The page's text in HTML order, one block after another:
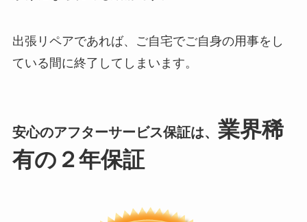
出張リペアであれば、ご自宅でご自身の用事をし
ている間に終了してしまいます。
安心のアフターサービス保証は、 業界稀
有の２年保証